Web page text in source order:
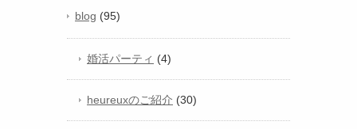
blog (95)
婚活パーティ (4)
heureuxのご紹介 (30)